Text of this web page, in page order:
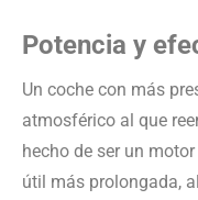
Potencia y
Un coche con más
atmosférico al que
hecho de ser un
útil más prolongada,